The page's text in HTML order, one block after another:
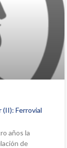
Ferrovial
años la
de